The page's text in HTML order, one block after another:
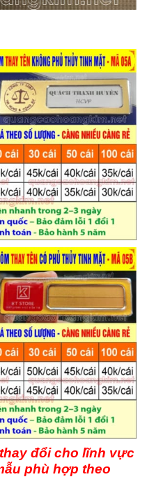
đổi cho lĩnh vực
phù hợp theo